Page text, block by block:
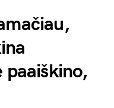
paaiškino,